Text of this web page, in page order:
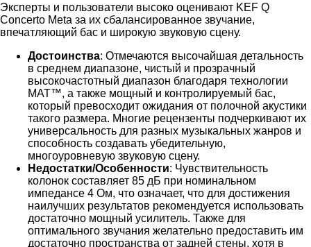
Эксперты и пользователи высоко оценивают KEF Q
Concerto Meta за их сбалансированное звучание,
впечатляющий бас и широкую звуковую сцену.
Достоинства: Отмечаются высочайшая детальность
в среднем диапазоне, чистый и прозрачный
высокочастотный диапазон благодаря технологии
MAT™, а также мощный и контролируемый бас,
который превосходит ожидания от полочной акустики
такого размера. Многие рецензенты подчеркивают их
универсальность для разных музыкальных жанров и
способность создавать убедительную,
многоуровневую звуковую сцену.
Недостатки/Особенности: Чувствительность
колонок составляет 85 дБ при номинальном
импедансе 4 Ом, что означает, что для достижения
наилучших результатов рекомендуется использовать
достаточно мощный усилитель. Также для
оптимального звучания желательно предоставить им
достаточно пространства от задней стены, хотя в